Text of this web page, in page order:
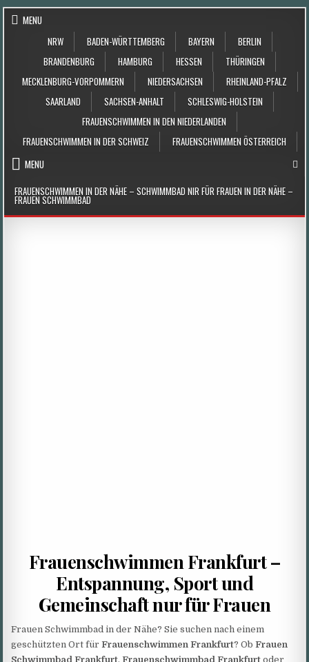
Skip to content
MENU
NRW
BADEN-WÜRTTEMBERG BAYERN
BERLIN
BRANDENBURG
HAMBURG HESSEN
THÜRINGEN
MECKLENBURG-VORPOMMERN
NIEDERSACHSEN
RHEINLAND-PFALZ
SAARLAND
SACHSEN-ANHALT
SCHLESWIG-HOLSTEIN
FRAUENSCHWIMMEN IN DEN NIEDERLANDEN
FRAUENSCHWIMMEN IN DER SCHWEIZ
FRAUENSCHWIMMEN ÖSTERREICH
MENU
FRAUENSCHWIMMEN IN DER NÄHE – SCHWIMMBAD NIR FÜR FRAUEN IN DER NÄHE –
FRAUEN SCHWIMMBAD
Frauenschwimmen Frankfurt –
Entspannung, Sport und
Gemeinschaft nur für Frauen
Frauen Schwimmbad in der Nähe? Sie suchen nach einem
geschützten Ort fürFrauenschwimmen Frankfurt? ObFrauen
Schwimmbad Frankfurt,Frauenschwimmbad Frankfurt oder